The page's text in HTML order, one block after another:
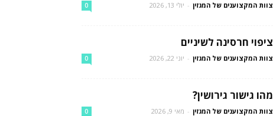
צוות המקצוענים של המגזין - יולי 13, 2026 0
ציפוי חרסינה לשיניים
צוות המקצוענים של המגזין - יוני 22, 2026 0
מהו גישור גירושין?
צוות המקצוענים של המגזין - מאי 9, 2026 0